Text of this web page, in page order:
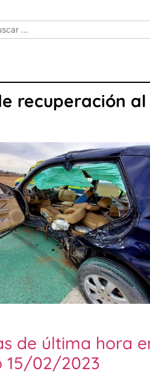
recuperación al
de última hora
15/02/2023